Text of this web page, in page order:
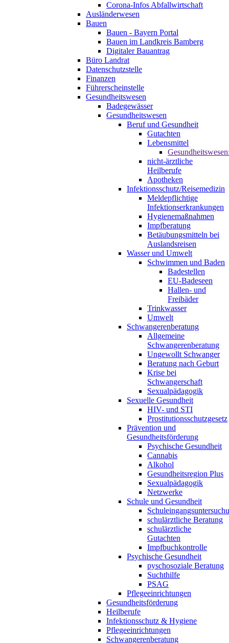
Corona-Infos Abfallwirtschaft
Ausländerwesen
Bauen
Bauen - Bayern Portal
Bauen im Landkreis Bamberg
Digitaler Bauantrag
Büro Landrat
Datenschutzstelle
Finanzen
Führerscheinstelle
Gesundheitswesen
Badegewässer
Gesundheitswesen
Beruf und Gesundheit
Gutachten
Lebensmittel
nicht-ärztliche
Heilberufe
Apotheken
Infektionsschutz/Reisemedizin
Meldepflichtige
Infektionserkrankungen
Hygienemaßnahmen
Impfberatung
Betäubungsmitteln bei
Auslandsreisen
Wasser und Umwelt
Schwimmen und Baden
Badestellen
EU-Badeseen
Hallen- und
Freibäder
Trinkwasser
Umwelt
Schwangerenberatung
Allgemeine
Schwangerenberatung
Ungewollt Schwanger
Beratung nach Geburt
Krise bei
Schwangerschaft
Sexualpädagogik
Sexuelle Gesundheit
HIV- und STI
Prostitutionsschutzgesetz
Prävention und
Gesundheitsförderung
Psychische Gesundheit
Cannabis
Alkohol
Gesundheitsregion Plus
Sexualpädagogik
Netzwerke
Schule und Gesundheit
schulärztliche Beratung
schulärztliche
Gutachten
Impfbuchkontrolle
Psychische Gesundheit
pyschosoziale Beratung
Suchthilfe
PSAG
Pflegeeinrichtungen
Gesundheitsförderung
Heilberufe
Infektionsschutz & Hygiene
Pflegeeinrichtungen
Schwangerenberatung